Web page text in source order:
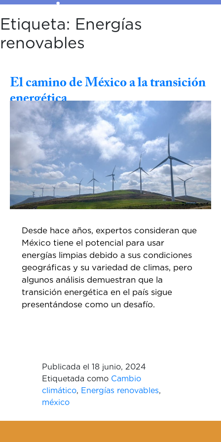
Etiqueta: Energías
renovables
El camino de México a la transición
energética
Desde hace años, expertos consideran que
México tiene el potencial para usar
energías limpias debido a sus condiciones
geográficas y su variedad de climas, pero
algunos análisis demuestran que la
transición energética en el país sigue
presentándose como un desafío.
Publicada el18 junio, 2024
Etiquetada como Cambio
climático, Energías renovables,
méxico